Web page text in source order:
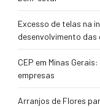
Excesso de telas na
desenvolvimento das
CEP em Minas
empresas
Arranjos de Flores